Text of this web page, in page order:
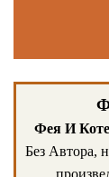
Фея И
Без Автора,